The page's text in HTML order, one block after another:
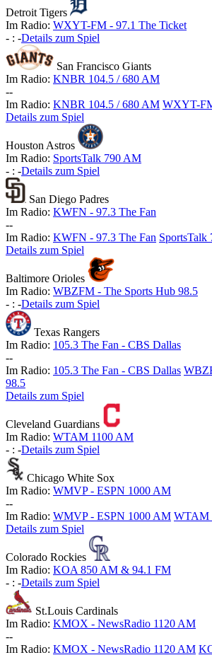
Detroit Tigers
Im Radio: WXYT-FM - 97.1 The Ticket
- : -Details zum Spiel
San Francisco Giants
Im Radio: KNBR 104.5 / 680 AM
--
Im Radio: KNBR 104.5 / 680 AM WXYT-
Details zum Spiel
Houston Astros
Im Radio: SportsTalk 790 AM
- : -Details zum Spiel
San Diego Padres
Im Radio: KWFN - 97.3 The Fan
--
Im Radio: KWFN - 97.3 The Fan SportsTalk
Details zum Spiel
Baltimore Orioles
Im Radio: WBZFM - The Sports Hub 98.5
- : -Details zum Spiel
Texas Rangers
Im Radio: 105.3 The Fan - CBS Dallas
--
Im Radio: 105.3 The Fan - CBS Dallas
98.5
Details zum Spiel
Cleveland Guardians
Im Radio: WTAM 1100 AM
- : -Details zum Spiel
Chicago White Sox
Im Radio: WMVP - ESPN 1000 AM
--
Im Radio: WMVP - ESPN 1000 AM WTAM
Details zum Spiel
Colorado Rockies
Im Radio: KOA 850 AM & 94.1 FM
- : -Details zum Spiel
St.Louis Cardinals
Im Radio: KMOX - NewsRadio 1120 AM
--
Im Radio: KMOX - NewsRadio 1120 AM